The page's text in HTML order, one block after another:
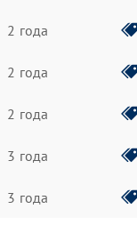
2 года
2 года
2 года
3 года
3 года